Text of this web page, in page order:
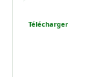
Télécharger